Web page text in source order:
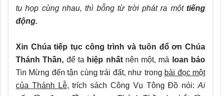
tụ họp cùng nhau, thì bỗng từ trời phát ra một tiếng
động.
Xin Chúa tiếp tục công trình và tuôn đổ ơn Chúa
Thánh Thần, để ta hiệp nhấtnên một, mà
loan báo
Tin Mừng đến tận cùng trái đất, như trong bài đọc một
của Thánh Lễ, trích sách Công Vụ Tông Đồ nói:Ai